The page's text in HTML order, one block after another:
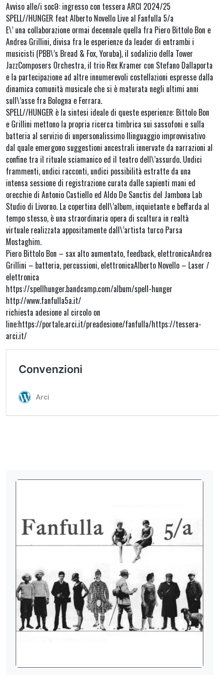
Avviso alle/i socƏ: ingresso con tessera ARCI 2024/25
SPELL//HUNGER feat Alberto Novello Live al Fanfulla 5/a
E\’ una collaborazione ormai decennale quella fra Piero Bittolo Bon e
Andrea Grillini, divisa fra le esperienze da leader di entrambi i
musicisti (PBB\’s Bread & Fox, Yoruba), il sodalizio della Tower
JazzComposers Orchestra, il trio Rex Kramer con Stefano Dallaporta
e la partecipazione ad altre innumerevoli costellazioni espresse dalla
dinamica comunità musicale che si è maturata negli ultimi anni
sull\’asse fra Bologna e Ferrara.
SPELL//HUNGER è la sintesi ideale di queste esperienze: Bittolo Bon
e Grillini mettono la propria ricerca timbrica sui sassofoni e sulla
batteria al servizio di unpersonalissimo llinguaggio improvvisativo
dal quale emergono suggestioni ancestrali innervate da narrazioni al
confine tra il rituale sciamanico ed il teatro dell\’assurdo. Undici
frammenti, undici racconti, undici possibilità estratte da una
intensa sessione di registrazione curata dalle sapienti mani ed
orecchie di Antonio Castiello ed Aldo De Sanctis del Jambona Lab
Studio di Livorno. La copertina dell\’album, inquietante e beffarda al
tempo stesso, è una straordinaria opera di scultura in realtà
virtuale realizzata appositamente dall\’artista turco Parsa
Mostaghim.
Piero Bittolo Bon – sax alto aumentato, feedback, elettronicaAndrea
Grillini – batteria, percussioni, elettronicaAlberto Novello – Laser /
elettronica
https://spellhunger.bandcamp.com/album/spell-hunger
http://www.fanfulla5a.it/
richiesta adesione al circolo on
line:https://portale.arci.it/preadesione/fanfulla/https://tessera-
arci.it/